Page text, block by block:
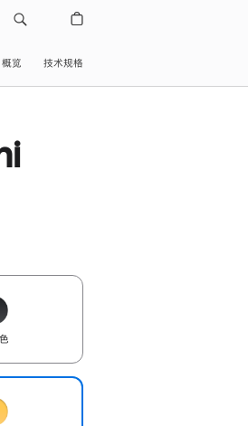
概览 技术规格